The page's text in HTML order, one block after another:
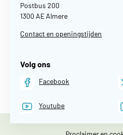
Postbus 200
1300 AE Almere
Contact en openingstijden
Volg ons
Facebook
Youtube